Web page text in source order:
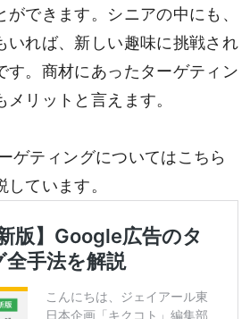
できます。シニアの中にも、
いれば、新しい趣味に挑戦され
す。商材にあったターゲティン
リットと言えます。
ゲティングについてはこちら
ています。